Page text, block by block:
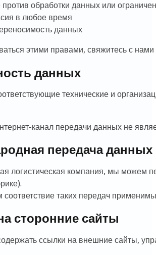
обработки данных или
в любое время
данных
этими правами, свяжитесь с
данных
технические и
канал передачи данных не
передача данных
логистическая компания, мы можем
таких передач
сторонние сайты
ссылки на внешние сайты,